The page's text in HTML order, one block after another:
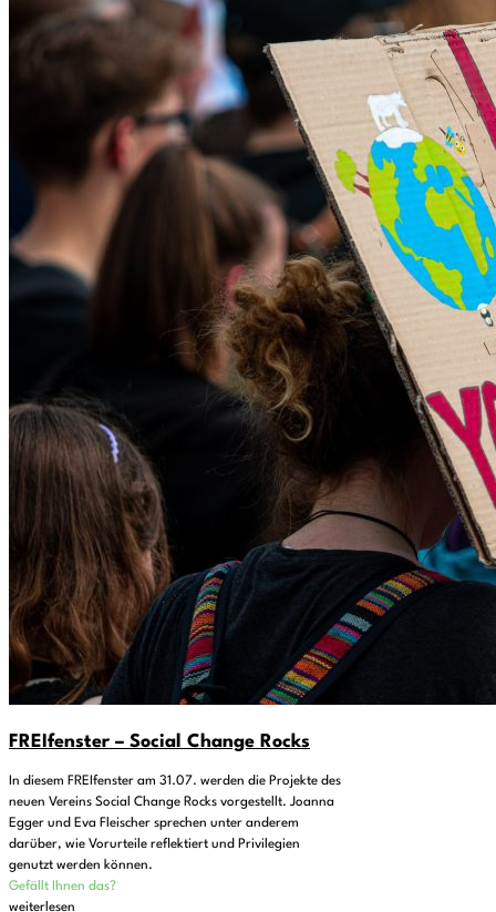
FREIfenster – Social Change Rocks
In diesem FREIfenster am 31.07. werden die Projekte des
neuen Vereins Social Change Rocks vorgestellt. Joanna
Egger und Eva Fleischer sprechen unter anderem
darüber, wie Vorurteile reflektiert und Privilegien
genutzt werden können.
Gefällt Ihnen das?
weiterlesen